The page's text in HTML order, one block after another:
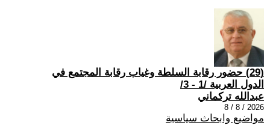
(29) حضور رقابة السلطة وغياب رقابة المجتمع في
الدول العربية /1 - 3/
عبدالله تركماني
2026 / 8 / 8
مواضيع وابحاث سياسية